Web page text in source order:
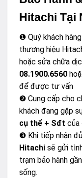
Hitachi Tại
❶ Quý khách
thương hiệu
hoặc sửa chữa
08.1900.6560
để được tư vấn
❷ Cung cấp cho
khách đang gặp
cụ thể + Sđt của
❸ Khi tiếp nhận
Hitachi sẽ gửi
trạm bảo hành
sống.